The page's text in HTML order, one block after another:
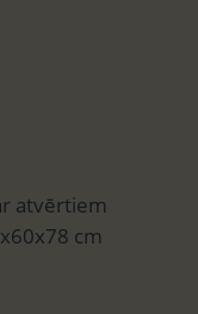
atvērtiem
cm